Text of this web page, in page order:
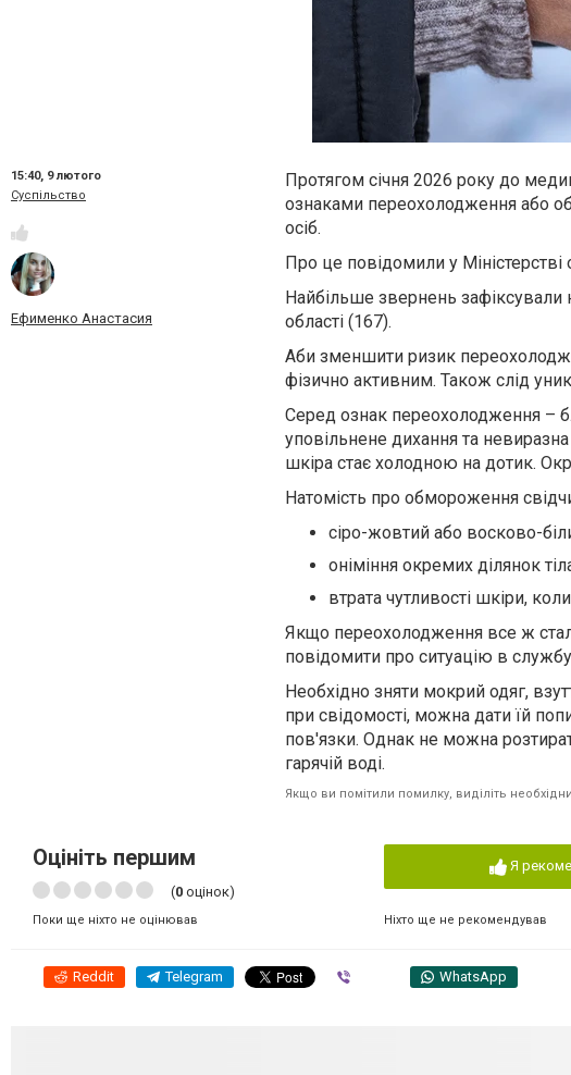
15:40, 9 лютого
Суспільство
Ефименко Анастасия
Протягом січня 2026 року до
ознаками переохолодження або
осіб.
Про це повідомили у
Найбільше звернень зафіксували
області (167).
Аби зменшити ризик
фізично активним. Також слід
Серед ознак переохолодження –
уповільнене дихання та
шкіра стає холодною на дотик.
Натомість про обмороження
сіро-жовтий або восково-
оніміння окремих ділянок
втрата чутливості шкіри,
Якщо переохолодження все ж
повідомити про ситуацію в
Необхідно зняти мокрий одяг,
при свідомості, можна дати їй
пов'язки. Однак не можна
гарячій воді.
Якщо ви помітили помилку, виділіть
Оцініть першим
(0 оцінок)
Поки ще ніхто не оцінював
Я
Ніхто ще не рекомендував
Reddit Telegram WhatsApp